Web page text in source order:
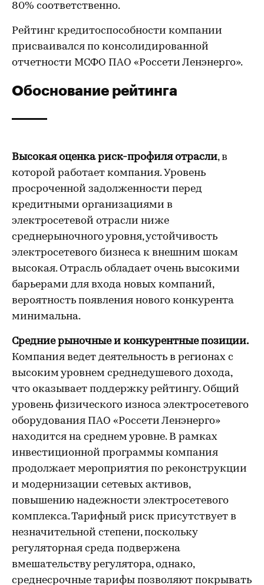
80% соответственно.
Рейтинг кредитоспособности компании
присваивался по консолидированной
отчетности МСФО ПАО «Россети Ленэнерго».
Обоснование рейтинга
Высокая оценка риск-профиля отрасли, в
которой работает компания. Уровень
просроченной задолженности перед
кредитными организациями в
электросетевой отрасли ниже
среднерыночного уровня, устойчивость
электросетевого бизнеса к внешним шокам
высокая. Отрасль обладает очень высокими
барьерами для входа новых компаний,
вероятность появления нового конкурента
минимальна.
Средние рыночные и конкурентные позиции.
Компания ведет деятельность в регионах с
высоким уровнем среднедушевого дохода,
что оказывает поддержку рейтингу. Общий
уровень физического износа электросетевого
оборудования ПАО «Россети Ленэнерго»
находится на среднем уровне. В рамках
инвестиционной программы компания
продолжает мероприятия по реконструкции
и модернизации сетевых активов,
повышению надежности электросетевого
комплекса. Тарифный риск присутствует в
незначительной степени, поскольку
регуляторная среда подвержена
вмешательству регулятора, однако,
среднесрочные тарифы позволяют покрывать